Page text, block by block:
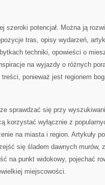
szeroki potencjał. Można ją
tras, opisy wydarzeń,
techniki, opowieści o
na wyjazdy o różnych
ponieważ jest regionem
sprawdzać się przy
korzystać wyłącznie z
na miasta i region. Artykuły
się śladem dawnych murów,
na punkt widokowy, pojechać
miejscowości.